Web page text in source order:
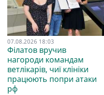
07.08.2026 18:03
Філатов вручив
нагороди командам
ветлікарів, чиї клініки
працюють попри атаки
рф